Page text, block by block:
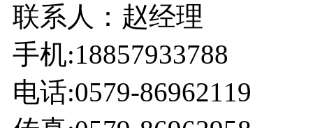
联系人：赵经理
手机:18857933788
电话:0579-86962119